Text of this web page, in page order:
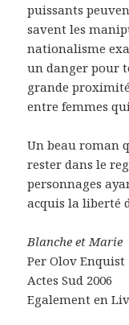
puissants
savent les
nationalisme
un danger pour
grande
entre femmes
Un beau roman
rester dans le
personnages
acquis la liberté
Blanche et Marie
Per Olov Enquist
Actes Sud 2006
Egalement en